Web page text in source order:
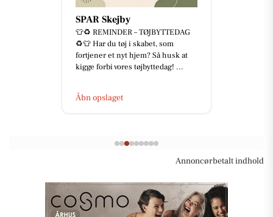
SPAR Skejby
👕♻️ REMINDER – TØJBYTTEDAG
♻️👕 Har du tøj i skabet, som
fortjener et nyt hjem? Så husk at
kigge forbi vores tøjbyttedag! ...
Åbn opslaget
Annoncørbetalt indhold